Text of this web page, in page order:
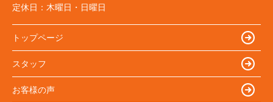
定休日： 木曜日・日曜日
トップページ
スタッフ
お客様の声